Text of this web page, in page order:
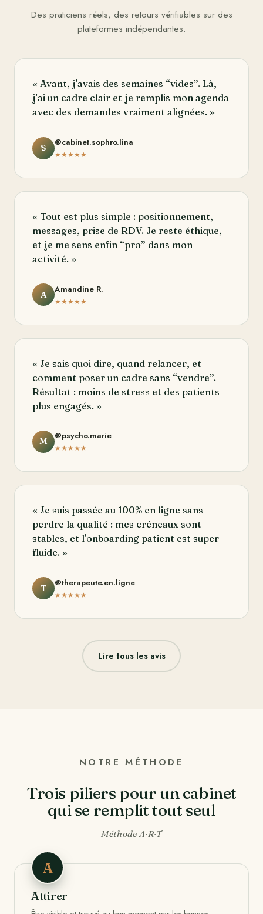
Des praticiens réels, des retours vérifiables sur des
plateformes indépendantes.
« Avant, j'avais des semaines “vides”. Là,
j'ai un cadre clair et je remplis mon agenda
avec des demandes vraiment alignées. »
S @cabinet.sophro.lina
★★★★★
« Tout est plus simple : positionnement,
messages, prise de RDV. Je reste éthique,
et je me sens enfin “pro” dans mon
activité. »
A Amandine R.
★★★★★
« Je sais quoi dire, quand relancer, et
comment poser un cadre sans “vendre”.
Résultat : moins de stress et des patients
plus engagés. »
M @psycho.marie
★★★★★
« Je suis passée au 100% en ligne sans
perdre la qualité : mes créneaux sont
stables, et l'onboarding patient est super
fluide. »
T @therapeute.en.ligne
★★★★★
Lire tous les avis
NOTRE MÉTHODE
Trois piliers pour un cabinet
qui se remplit tout seul
MéthodeA·R·T
A
Attirer